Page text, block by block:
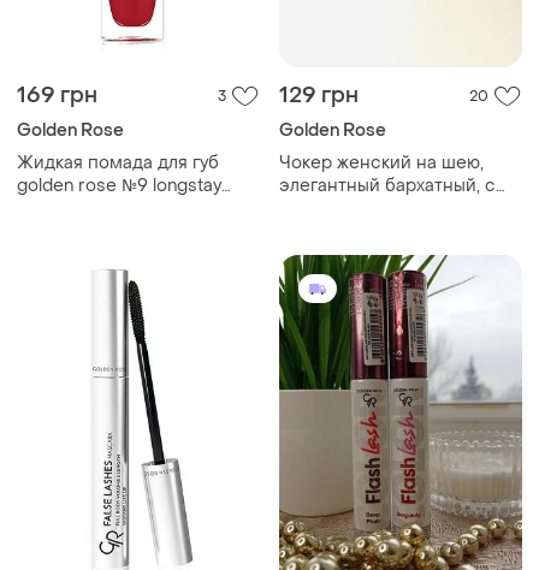
169 грн 3
Golden Rose
Жидкая помада для губ
golden rose №9 longstay
129 грн 20
Golden Rose
Чокер женский на шею,
элегантный бархатный, с